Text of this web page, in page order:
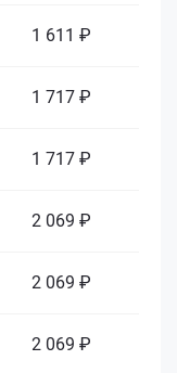
1 611 ₽
1 717 ₽
1 717 ₽
2 069 ₽
2 069 ₽
2 069 ₽